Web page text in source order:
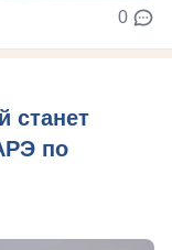
0
станет
по